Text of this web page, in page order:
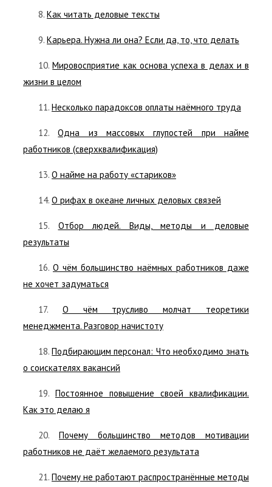
8. Как читать деловые тексты
9. Карьера. Нужна ли она? Если да, то, что делать
10.Мировосприятие как основа успеха в делах и в
жизни в целом
11. Несколько парадоксов оплаты наёмного труда
12.Одна из массовых глупостей при найме
работников (сверхквалификация)
13. О найме на работу «стариков»
14. О рифах в океане личных деловых связей
15. Отбор людей. Виды, методы и деловые
результаты
16. О чём большинство наёмных работников даже
не хочет задуматься
17. О чём трусливо молчат теоретики
менеджмента. Разговор начистоту
18.Подбирающим персонал: Что необходимо знать
о соискателях вакансий
19. Постоянное повышение своей квалификации.
Как это делаю я
20. Почему большинство методов мотивации
работников не даёт желаемого результата
21. Почему не работают распространённые методы